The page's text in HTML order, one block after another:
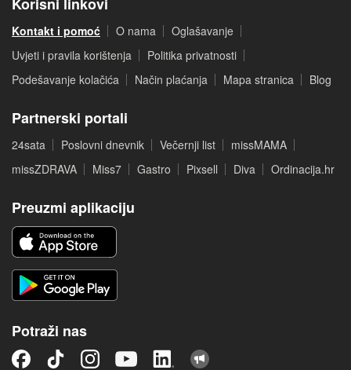
Kontakt i pomoć O nama
Oglašavanje
Uvjeti i pravila korištenja
Politika privatnosti
Podešavanje kolačića
Način plaćanja Mapa stranica Blog
Partnerski portali
24sata Poslovni dnevnik Večernji list
missMAMA
missZDRAVA
Miss7 Gastro Pixsell Diva Ordinacija.hr
Preuzmi aplikaciju
Potraži nas